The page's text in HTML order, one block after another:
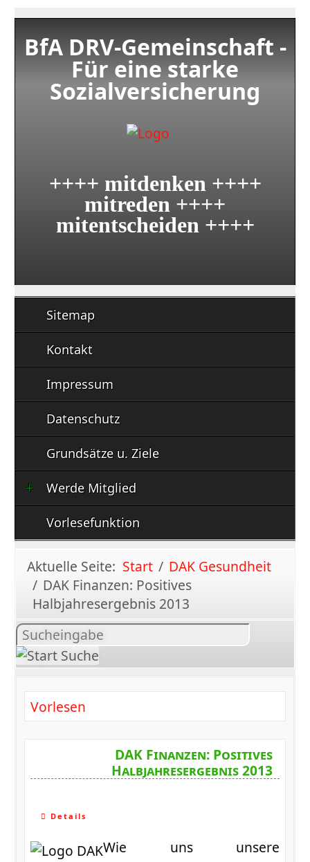
BfA DRV-Gemeinschaft -
Für eine starke
Sozialversicherung
++++ mitdenken ++++
mitreden ++++
mitentscheiden ++++
Sitemap
Kontakt
Impressum
Datenschutz
Grundsätze u. Ziele
Werde Mitglied
Vorlesefunktion
Aktuelle Seite: Start
DAK Gesundheit
DAK Finanzen: Positives
Halbjahresergebnis 2013
Inhalt
suchen
Vorlesen
DAK Finanzen: Positives
Halbjahresergebnis 2013
Details
Wie uns unsere